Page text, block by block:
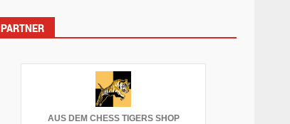
PARTNER
AUS DEM CHESS TIGERS SHOP